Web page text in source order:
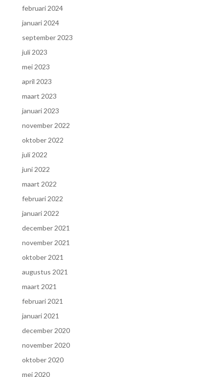
februari 2024
januari 2024
september 2023
juli 2023
mei 2023
april 2023
maart 2023
januari 2023
november 2022
oktober 2022
juli 2022
juni 2022
maart 2022
februari 2022
januari 2022
december 2021
november 2021
oktober 2021
augustus 2021
maart 2021
februari 2021
januari 2021
december 2020
november 2020
oktober 2020
mei 2020